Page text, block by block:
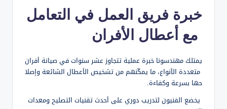
خبرة فريق العمل في التعامل
مع أعطال الأفران
يمتلك مهندسونا خبرة عملية تتجاوز عشر سنوات في صيانة أفران
متعددة الأنواع، ما يمكّنهم من تشخيص الأعطال الشائعة وإصلا
حها بسرعة وكفاءة.
يخضع الفنيون لتدريب دوري على أحدث تقنيات التصليح ومعدات